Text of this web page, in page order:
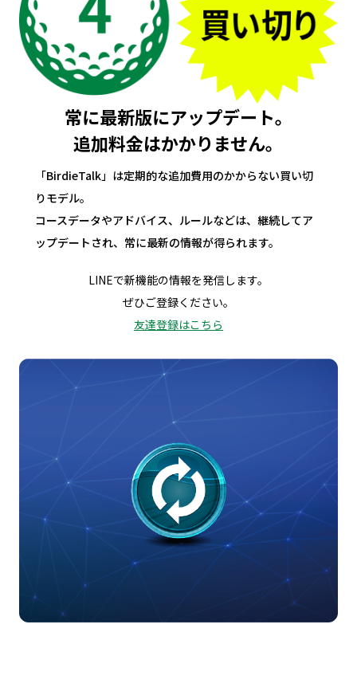
常に最新版にアップデート。
追加料金はかかりません。
「BirdieTalk」は定期的な追加費用のかからない買い切
りモデル。
コースデータやアドバイス、ルールなどは、継続してア
ップデートされ、常に最新の情報が得られます。
LINEで新機能の情報を発信します。
ぜひご登録ください。
友達登録はこちら